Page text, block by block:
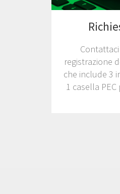
registrazione
che include 3
1 casella